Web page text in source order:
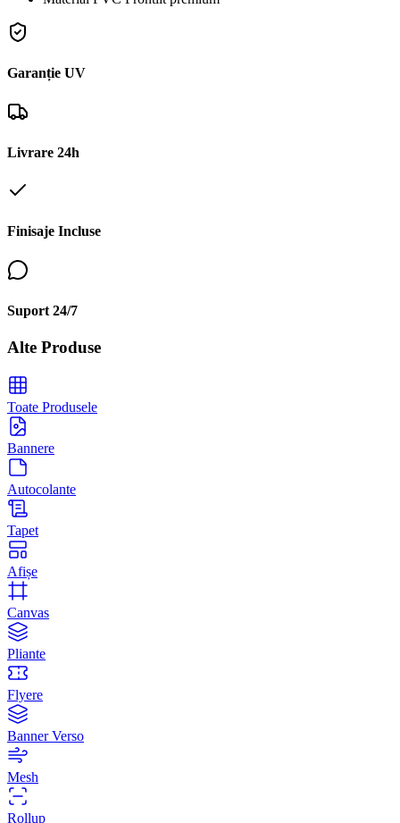
Garanție UV
Livrare 24h
Finisaje Incluse
Suport 24/7
Alte Produse
Toate Produsele
Bannere
Autocolante
Tapet
Afișe
Canvas
Pliante
Flyere
Banner Verso
Mesh
Rollup